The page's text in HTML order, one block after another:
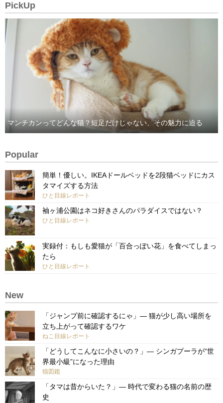
PickUp
マンチカンってどんな猫？短足だけじゃない、その魅力に迫る
Popular
簡単！優しい。IKEAドールベッドを2段猫ベッドにカス
タマイズする方法
ひと目線レポート
袖ヶ浦公園はネコ好きさんのパラダイスではない？
ひと目線レポート
実録付：もしも愛猫が「百合っぽい花」を食べてしまっ
たら
ひと目線レポート
New
「ジャンプ前に確認するにゃ」— 猫が少し高い場所を
立ち上がって確認するワケ
ねこ目線レポート
「どうしてこんなに小さいの？」— シンガプーラが“世
界最小級”になった理由
猫図鑑
「タマは昔からいた？」— 時代で変わる猫の名前の歴
史